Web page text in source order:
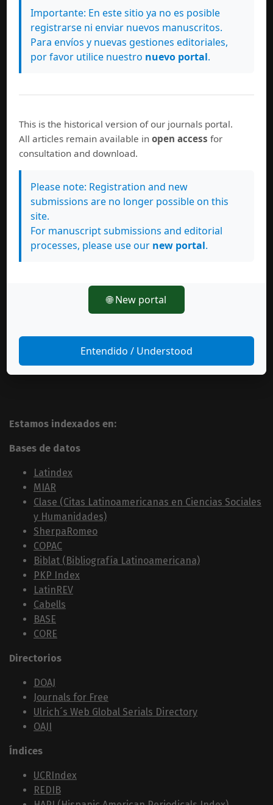
Estamos indexados en:
Bases de datos
Latindex
MIAR
Clase (Citas Latinoamericanas en Ciencias Sociales
y Humanidades)
SherpaRomeo
COPAC
Biblat (Bibliografía Latinoamericana)
PKP Index
LatinREV
Cabells
BASE
CORE
Directorios
DOAJ
Journals for Free
Ulrich´s Web Global Serials Directory
OAJI
Índices
UCRIndex
REDIB
Importante: En este sitio ya no es posible
registrarse ni enviar nuevos manuscritos.
Para envíos y nuevas gestiones editoriales,
por favor utilice nuestro nuevo portal.
This is the historical version of our journals portal.
All articles remain available inopen access for
consultation and download.
Please note: Registration and new
submissions are no longer possible on this
site.
For manuscript submissions and editorial
processes, please use our new portal.
🌐 New portal
Entendido / Understood